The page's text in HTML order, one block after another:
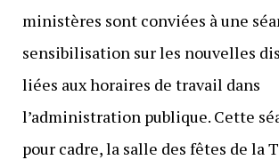
ministères sont conviées à une
sensibilisation sur les nouvelles
liées aux horaires de travail dans
l’administration publique. Cette
pour cadre, la salle des fêtes de la